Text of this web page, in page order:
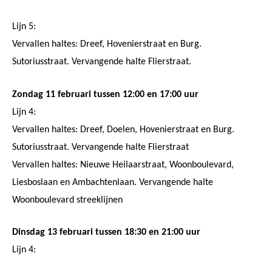
Lijn 5:
Vervallen haltes: Dreef, Hovenierstraat en Burg.
Sutoriusstraat. Vervangende halte Flierstraat.
Zondag 11 februari tussen 12:00 en 17:00 uur
Lijn 4:
Vervallen haltes: Dreef, Doelen, Hovenierstraat en Burg.
Sutoriusstraat. Vervangende halte Flierstraat
Vervallen haltes: Nieuwe Heilaarstraat, Woonboulevard,
Liesboslaan en Ambachtenlaan. Vervangende halte
Woonboulevard streeklijnen
Dinsdag 13 februari tussen 18:30 en 21:00 uur
Lijn 4: